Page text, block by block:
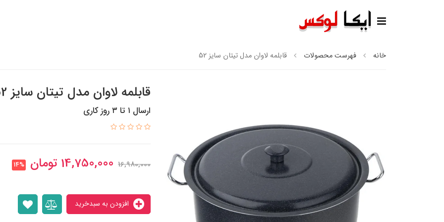
خانه فهرست محصولات قابلمه لاوان مدل تیتان سایز 52
قابلمه لاوان مدل تیتان سایز 52
ارسال ۱ تا ۳ روز کاری
16,980,000
14,750,000 تومان 14%